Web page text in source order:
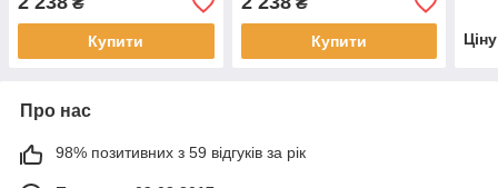
Купити Купити
Про нас
98% позитивних з 59 відгуків за рік